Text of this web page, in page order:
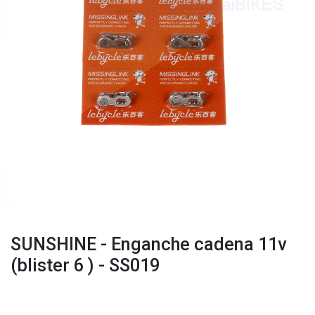
SUNSHINE - Enganche cadena 11v
(blister 6 ) - SS019